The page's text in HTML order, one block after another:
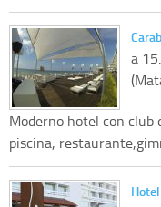
a
Moderno hotel con club
piscina,